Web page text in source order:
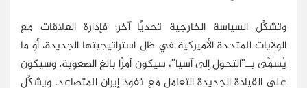
وتشكِّل السياسة الخارجية تحديًا آخر؛ فإدارة العلاقات مع
الولايات المتحدة الأميركية في ظل استراتيجيتها الجديدة، أو ما
يُسمَّى بــ"التحول إلى آسيا"، سيكون أمرًا بالغ الصعوبة. وسيكون
على القيادة الجديدة التعامل مع نفوذ إيران المتصاعد، ويشكِّل